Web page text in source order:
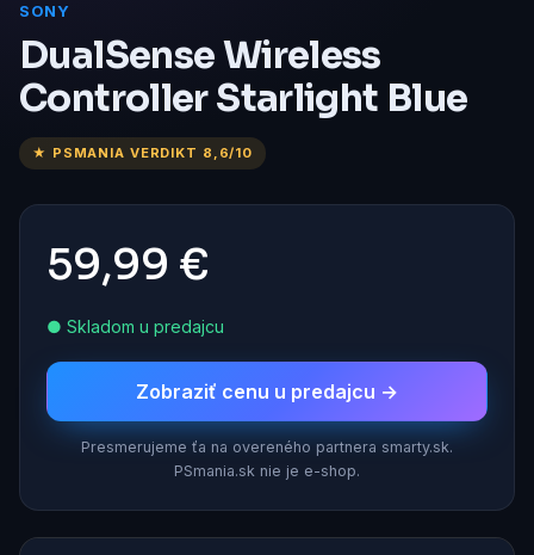
SONY
DualSense Wireless
Controller Starlight Blue
★ PSMANIA VERDIKT 8,6/10
59,99 €
● Skladom u predajcu
Zobraziť cenu u predajcu →
Presmerujeme ťa na overeného partnera smarty.sk.
PSmania.sk nie je e-shop.